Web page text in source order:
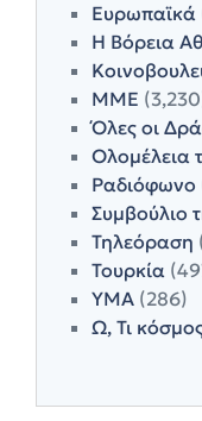
Ευρωπαϊκά
Η Βόρεια
ΜΜΕ
Όλες οι
Ολομέλεια
Ραδιόφωνο
Συμβούλιο
Τηλεόραση
Τουρκία
ΥΜΑ (286)
Ω, Τι